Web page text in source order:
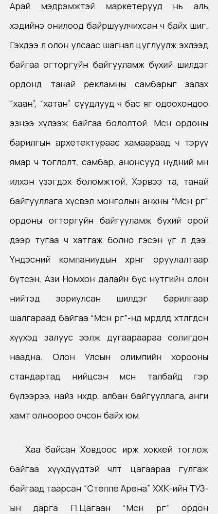
Арай мэдрэмжтэй маркетерууд нь аль
хэдийнэ онилоод байршуулчихсан ч байх шиг.
Гэхдээ л олон улсаас шагнал цуглуулж эхлээд
байгаа огторгуйн байгууламж бүхий шилдэг
ордонд танай рекламны самбарыг залах
“хаан”, “хатан” суудлууд ч бас яг одоохондоо
эзнээ хүлээж байгаа бололтой. Мөсөн ордоны
барилгын архетектураас хамаараад ч тэрүү
ямар ч тоглолт, самбар, анонсууд нүдний өмнө
илхэн үзэгдэх боломжтой. Хэрвээ та, танай
байгууллага хүсвэл монголын анхны “Мөсөн өргөө”
ордоны огторгуйн байгууламж бүхий орой
дээр тугаа ч хатгаж болно гэсэн үг л дээ.
Үндэсний компаниудын хөрөнгө оруулалтаар
бүтсэн, Ази Номхон далайн бүс нутгийн олон
нийтэд зориулсан шилдэг барилгаар
шалгараад байгаа “Мөсөн өргөө”-нд мөрөөдөлдөө хөтлөгдсөн
хүүхэд залуус ээлж дугаараараа солигдон
наадна. Олон Улсын олимпийн хорооны
стандартад нийцсэн мөсөн талбайд гэр
бүлээрээ, найз нөхдөөрөө, албан байгууллага, анги
хамт олноороо очсон байх юм.
Хаа байсан Ховдоос ирж хоккей тоглож
байгаа хүүхдүүдтэй чөлөөт цагаараа гулгаж
байгаад таарсан “Степпе Арена” ХХК-ийн ТУЗ-
ын дарга П.Цагаан “Мөсөн өргөө” ордон